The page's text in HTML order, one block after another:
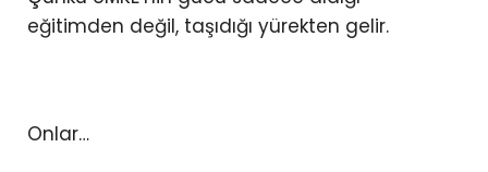
eğitimden değil, taşıdığı yürekten gelir.
Onlar…